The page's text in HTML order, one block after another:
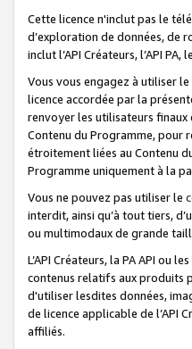
Cette licence n'inclut pas le
d’exploration de données, de
inclut l’API Créateurs, l’API
Vous vous engagez à utiliser
licence accordée par la
renvoyer les utilisateurs finaux
Contenu du Programme, pour
étroitement liées au Contenu
Programme uniquement à la
Vous ne pouvez pas utiliser le
interdit, ainsi qu’à tout tiers,
ou multimodaux de grande
L’API Créateurs, la PA API ou
contenus relatifs aux produits
d'utiliser lesdites données,
de licence applicable de l’API
affiliés.